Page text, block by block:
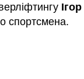
спортсмена.